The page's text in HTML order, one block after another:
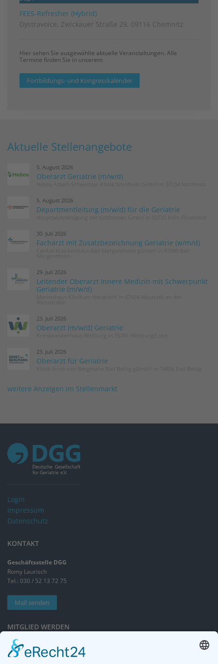
FEES-Refresher (Hybrid)
Dystravoice, Zwickauer Straße 29, 09116 Chemnitz
Hier sehen Sie ausgewählte aktuelle Veranstaltungen. Alle
Termine finden Sie in unserem
Fortbildungs- und Kongresskalender
Aktuelle Stellenangebote
5. August 2026
Oberarzt Geriatrie (m/w/d)
5. August 2026
Departmentleitung (m/w/d) für die Geriatrie
30. Juli 2026
Facharzt mit Zusatzbezeichnung Geriatrie (w/m/d)
29. Juli 2026
Leitender Oberarzt Innere Medizin mit Schwerpunkt
Geriatrie (m/w/d)
23. Juli 2026
Oberarzt (m/w/d) Geriatrie
23. Juli 2026
Oberarzt für Geriatrie
weitere Anzeigen im Stellenmarkt
Login
Impressum
Datenschutz
KONTAKT
Geschäftsstelle DGG
Romy Laurisch
Tel.: 030 / 52 13 72 75
Mail senden
MITGLIED WERDEN
Sieben gute Gründe
für Ihre Mitgliedschaft